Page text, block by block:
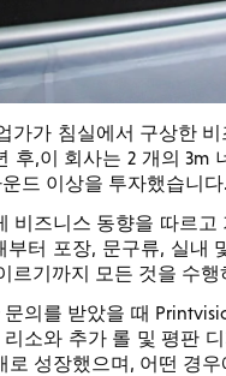
가가 침실에서 구상한
,이 회사는 2 개의 3m
드 이상을 투자했습니다.
비즈니스 동향을 따르
터 포장, 문구류, 실내
르기까지 모든 것을 수
의를 받았을 때
소와 추가 롤 및 평판
성장했으며, 어떤 경